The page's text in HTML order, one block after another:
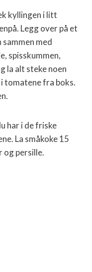
kyllingen i litt
Legg over på et
med
spisskummen,
la alt steke noen
tomatene fra boks.
har i de friske
La småkoke 15
og persille.